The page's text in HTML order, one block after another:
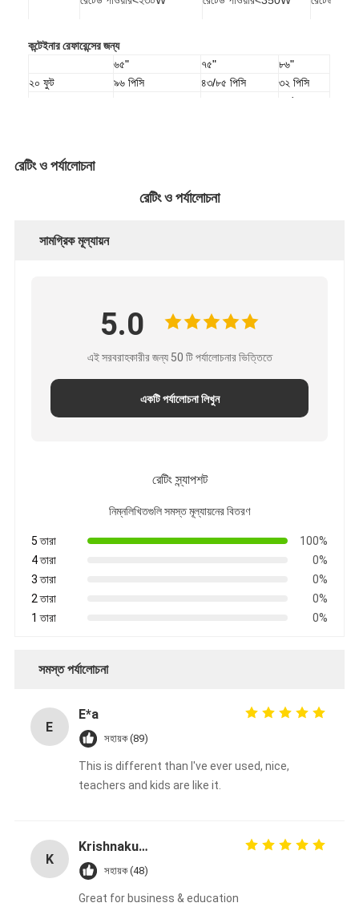
কন্টেইনার রেফারেন্সের জন্য
৬৫"
৭৫"
৮৬"
২০ ফুট
৯৬ পিসি ৪৩/৮৫ পিসি ৩২ পিসি
৬৭/ ১৩৪
রেটিং ও পর্যালোচনা
রেটিং ও পর্যালোচনা
সামগ্রিক মূল্যায়ন
5.0
এই সরবরাহকারীর জন্য 50 টি পর্যালোচনার ভিত্তিতে
একটি পর্যালোচনা লিখুন
রেটিং স্ন্যাপশট
নিম্নলিখিতগুলি সমস্ত মূল্যায়নের বিতরণ
5 তারা
100%
4 তারা
0%
3 তারা
0%
2 তারা
0%
1 তারা
0%
সমস্ত পর্যালোচনা
E
E*a
সহায়ক (89)
This is different than I've ever used, nice,
teachers and kids are like it.
K
Krishnakumar
সহায়ক (48)
Great for business & education